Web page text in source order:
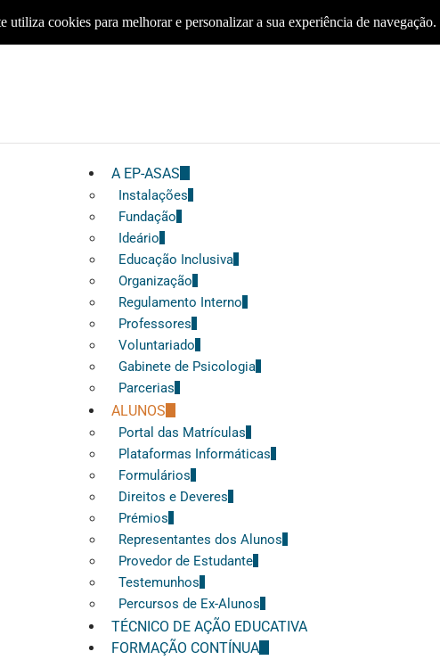
A EP-ASAS
Instalações
Fundação
Ideário
Educação Inclusiva
Organização
Regulamento Interno
Professores
Voluntariado
Gabinete de Psicologia
Parcerias
ALUNOS
Portal das Matrículas
Plataformas Informáticas
Formulários
Direitos e Deveres
Prémios
Representantes dos Alunos
Provedor de Estudante
Testemunhos
Percursos de Ex-Alunos
TÉCNICO DE AÇÃO EDUCATIVA
FORMAÇÃO CONTÍNUA
utiliza cookies para melhorar e personalizar a sua experiência de navegação.